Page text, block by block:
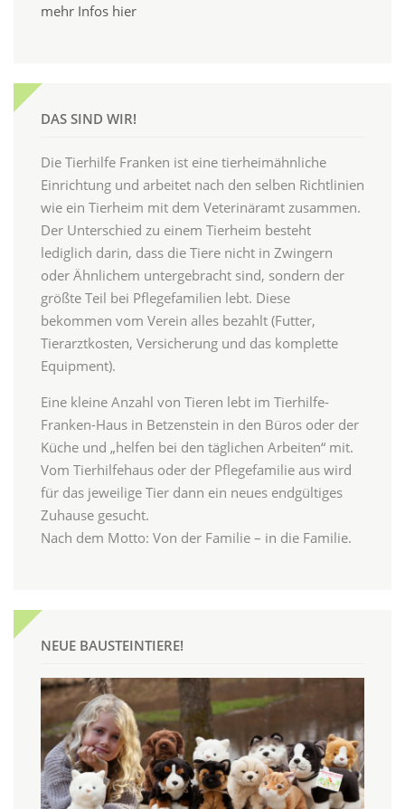
mehr Infos hier
DAS SIND WIR!
Die Tierhilfe Franken ist eine tierheimähnliche
Einrichtung und arbeitet nach den selben Richtlinien
wie ein Tierheim mit dem Veterinäramt zusammen.
Der Unterschied zu einem Tierheim besteht
lediglich darin, dass die Tiere nicht in Zwingern
oder Ähnlichem untergebracht sind, sondern der
größte Teil bei Pflegefamilien lebt. Diese
bekommen vom Verein alles bezahlt (Futter,
Tierarztkosten, Versicherung und das komplette
Equipment).
Eine kleine Anzahl von Tieren lebt im Tierhilfe-
Franken-Haus in Betzenstein in den Büros oder der
Küche und „helfen bei den täglichen Arbeiten“ mit.
Vom Tierhilfehaus oder der Pflegefamilie aus wird
für das jeweilige Tier dann ein neues endgültiges
Zuhause gesucht.
Nach dem Motto: Von der Familie – in die Familie.
NEUE BAUSTEINTIERE!